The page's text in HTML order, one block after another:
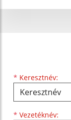
* Keresztnév:
Keresztnév
* Vezetéknév:
Vezetéknév
E-mail cím